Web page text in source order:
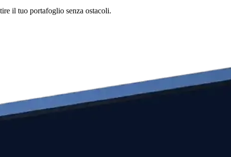
il tuo portafoglio senza ostacoli.